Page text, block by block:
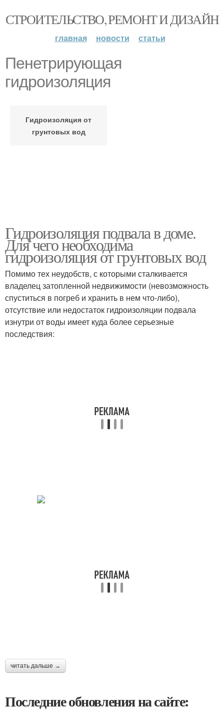
СТРОИТЕЛЬСТВО, РЕМОНТ И ДИЗАЙН
главная новости статьи
Пенетрирующая
гидроизоляция
Гидроизоляция от
грунтовых вод
Гидроизоляция подвала в доме.
Для чего необходима
гидроизоляция от грунтовых вод
Помимо тех неудобств, с которыми сталкивается
владелец затопленной недвижимости (невозможность
спуститься в погреб и хранить в нем что-либо),
отсутствие или недостаток гидроизоляции подвала
изнутри от воды имеет куда более серьезные
последствия:
читать дальше →
Последние обновления на сайте: